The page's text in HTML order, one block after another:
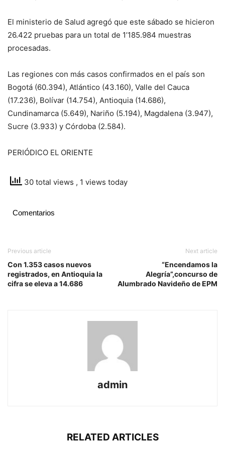
El ministerio de Salud agregó que este sábado se hicieron
26.422 pruebas para un total de 1’185.984 muestras
procesadas.
Las regiones con más casos confirmados en el país son
Bogotá (60.394), Atlántico (43.160), Valle del Cauca
(17.236), Bolívar (14.754), Antioquia (14.686),
Cundinamarca (5.649), Nariño (5.194), Magdalena (3.947),
Sucre (3.933) y Córdoba (2.584).
PERIÓDICO EL ORIENTE
30 total views , 1 views today
Comentarios
Previous article
Con 1.353 casos nuevos
registrados, en Antioquia la
cifra se eleva a 14.686
Next article
“Encendamos la
Alegría”,concurso de
Alumbrado Navideño de EPM
admin
RELATED ARTICLES